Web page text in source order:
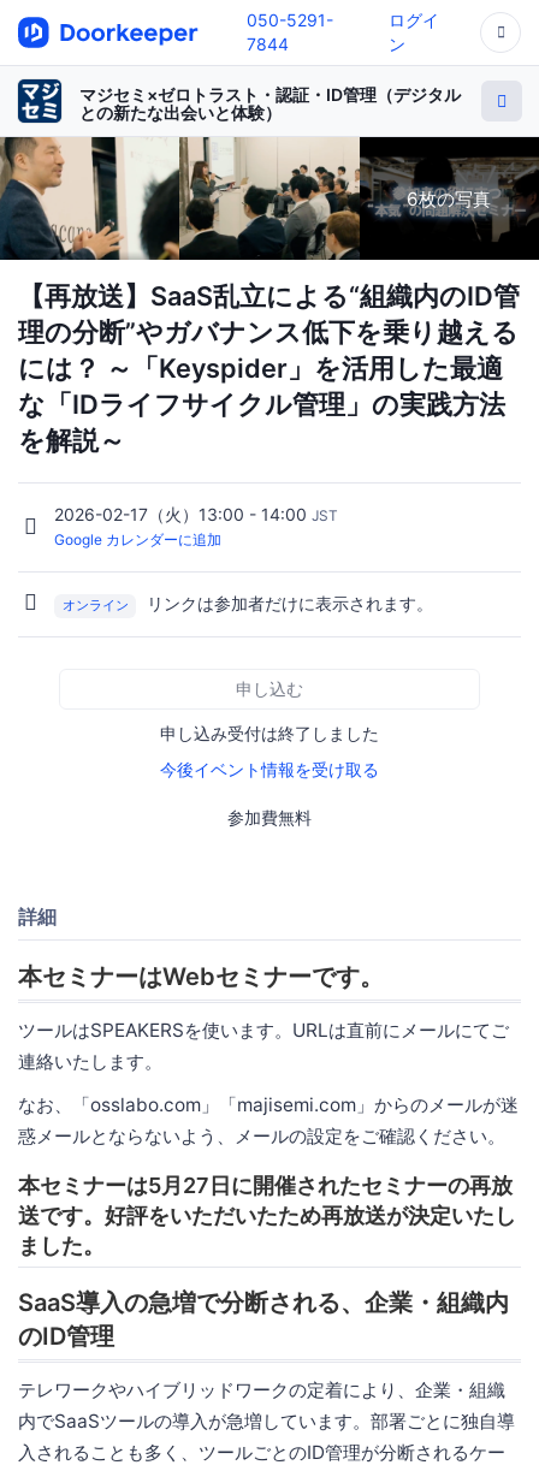
050-5291-
7844
ログイ
ン
マジセミ×ゼロトラスト・認証・ID管理（デジタル
との新たな出会いと体験）
6枚の写真
【再放送】SaaS乱立による“組織内のID管
理の分断”やガバナンス低下を乗り越える
には？ ～「Keyspider」を活用した最適
な「IDライフサイクル管理」の実践方法
を解説～
2026-02-17（火）13:00 - 14:00 JST
Google カレンダーに追加
オンライン リンクは参加者だけに表示されます。
申し込む
申し込み受付は終了しました
今後イベント情報を受け取る
参加費無料
詳細
本セミナーはWebセミナーです。
ツールはSPEAKERSを使います。URLは直前にメールにてご
連絡いたします。
なお、「osslabo.com」「majisemi.com」からのメールが迷
惑メールとならないよう、メールの設定をご確認ください。
本セミナーは5月27日に開催されたセミナーの再放
送です。好評をいただいたため再放送が決定いたし
ました。
SaaS導入の急増で分断される、企業・組織内
のID管理
テレワークやハイブリッドワークの定着により、企業・組織
内でSaaSツールの導入が急増しています。部署ごとに独自導
入されることも多く、ツールごとのID管理が分断されるケー